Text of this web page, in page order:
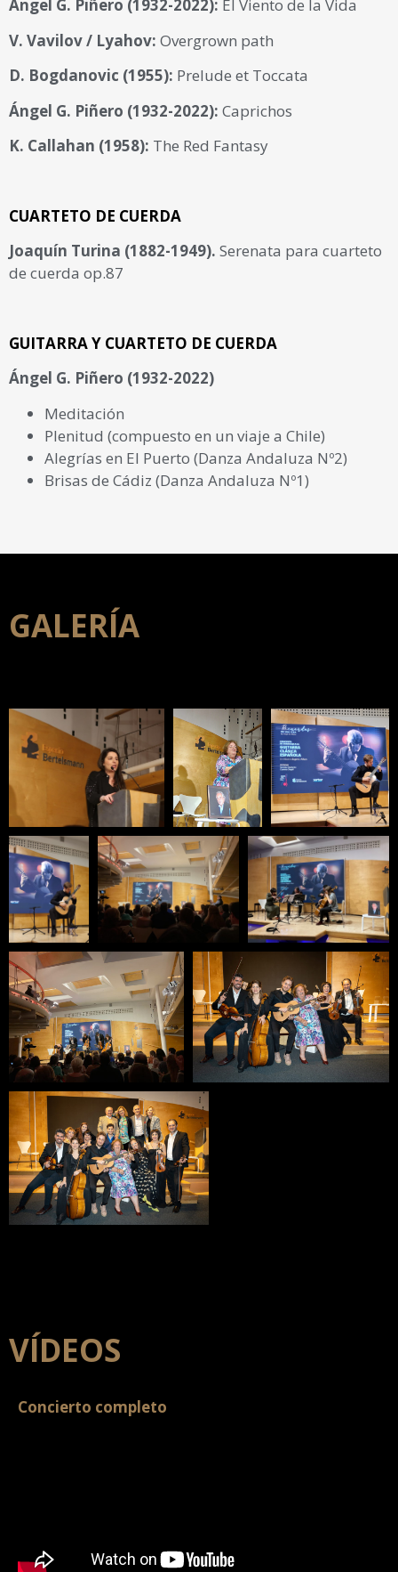
Ángel G. Piñero (1932-2022): El Viento de la Vida
V. Vavilov / Lyahov: Overgrown path
D. Bogdanovic (1955): Prelude et Toccata
Ángel G. Piñero (1932-2022): Caprichos
K. Callahan (1958): The Red Fantasy
CUARTETO DE CUERDA
Joaquín Turina (1882-1949). Serenata para cuarteto
de cuerda op.87
GUITARRA Y CUARTETO DE CUERDA
Ángel G. Piñero (1932-2022)
Meditación
Plenitud (compuesto en un viaje a Chile)
Alegrías en El Puerto (Danza Andaluza Nº2)
Brisas de Cádiz (Danza Andaluza Nº1)
GALERÍA
VÍDEOS
Concierto completo